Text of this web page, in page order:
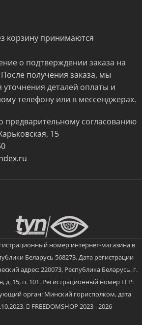
корзину принимаются
о подтверждении заказа на
получения заказа, мы
уточнения деталей оплаты и
телефону или в мессенджерах.
предварительному согласованию
15
номер интернет-магазина в
Беларусь 568273. Дата регистрации
адрес: 220073, Республика Беларусь, г.
д. 15, п. 101. Регистрационный номер ЕГР:
орган: Минский горисполком, дата
FREEDOMSHOP 2023 - 2026